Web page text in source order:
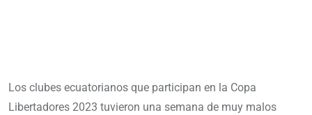
Los clubes ecuatorianos que participan en la Copa
Libertadores 2023 tuvieron una semana de muy malos